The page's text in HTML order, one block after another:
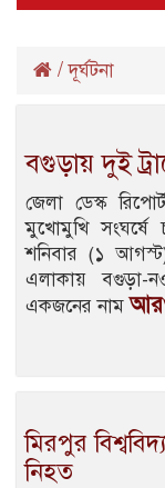
/দূর্ঘটনা
বগুড়ায় দুই
জেলা ডেস্ক
মুখোমুখি সংঘর্ষে
শনিবার (১
এলাকায় বগুড়া-
একজনের নাম
মিরপুর
নিহত